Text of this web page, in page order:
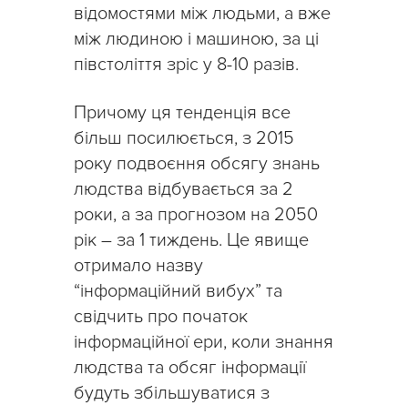
відомостями між людьми, а вже
між людиною і машиною, за ці
півстоліття зріс у 8-10 разів.
Причому ця тенденція все
більш посилюється, з 2015
року подвоєння обсягу знань
людства відбувається за 2
роки, а за прогнозом на 2050
рік – за 1 тиждень. Це явище
отримало назву
“інформаційний вибух” та
свідчить про початок
інформаційної ери, коли знання
людства та обсяг інформації
будуть збільшуватися з